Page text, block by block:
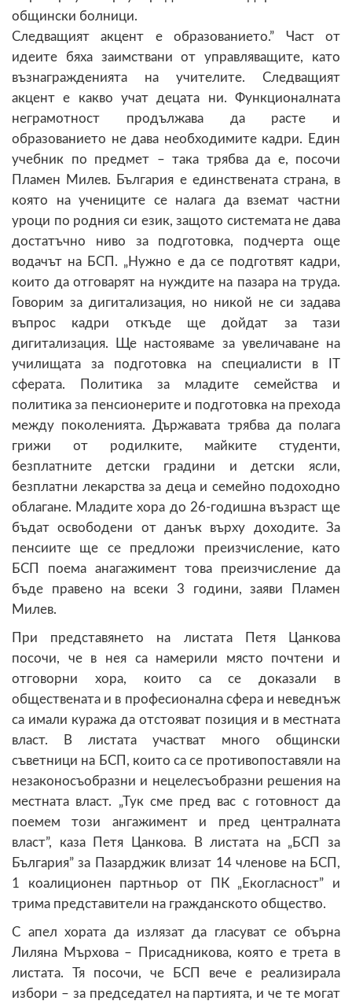
общински болници.
Следващият акцент е образованието.” Част от
идеите бяха заимствани от управляващите, като
възнагражденията на учителите. Следващият
акцент е какво учат децата ни. Функционалната
неграмотност продължава да расте и
образованието не дава необходимите кадри. Един
учебник по предмет – така трябва да е, посочи
Пламен Милев. България е единствената страна, в
която на учениците се налага да вземат частни
уроци по родния си език, защото системата не дава
достатъчно ниво за подготовка, подчерта още
водачът на БСП. „Нужно е да се подготвят кадри,
които да отговарят на нуждите на пазара на труда.
Говорим за дигитализация, но никой не си задава
въпрос кадри откъде ще дойдат за тази
дигитализация. Ще настояваме за увеличаване на
училищата за подготовка на специалисти в IT
сферата. Политика за младите семейства и
политика за пенсионерите и подготовка на прехода
между поколенията. Държавата трябва да полага
грижи от родилките, майките студенти,
безплатните детски градини и детски ясли,
безплатни лекарства за деца и семейно подоходно
облагане. Младите хора до 26-годишна възраст ще
бъдат освободени от данък върху доходите. За
пенсиите ще се предложи преизчисление, като
БСП поема анагажимент това преизчисление да
бъде правено на всеки 3 години, заяви Пламен
Милев.
При представянето на листата Петя Цанкова
посочи, че в нея са намерили място почтени и
отговорни хора, които са се доказали в
обществената и в професионална сфера и неведнъж
са имали куража да отстояват позиция и в местната
власт. В листата участват много общински
съветници на БСП, които са се противопоставяли на
незаконосъобразни и нецелесъобразни решения на
местната власт. „Тук сме пред вас с готовност да
поемем този ангажимент и пред централната
власт”, каза Петя Цанкова. В листата на „БСП за
България” за Пазарджик влизат 14 членове на БСП,
1 коалиционен партньор от ПК „Екогласност” и
трима представители на гражданското общество.
С апел хората да излязат да гласуват се обърна
Лиляна Мърхова – Присадникова, която е трета в
листата. Тя посочи, че БСП вече е реализирала
избори – за председател на партията, и че те могат